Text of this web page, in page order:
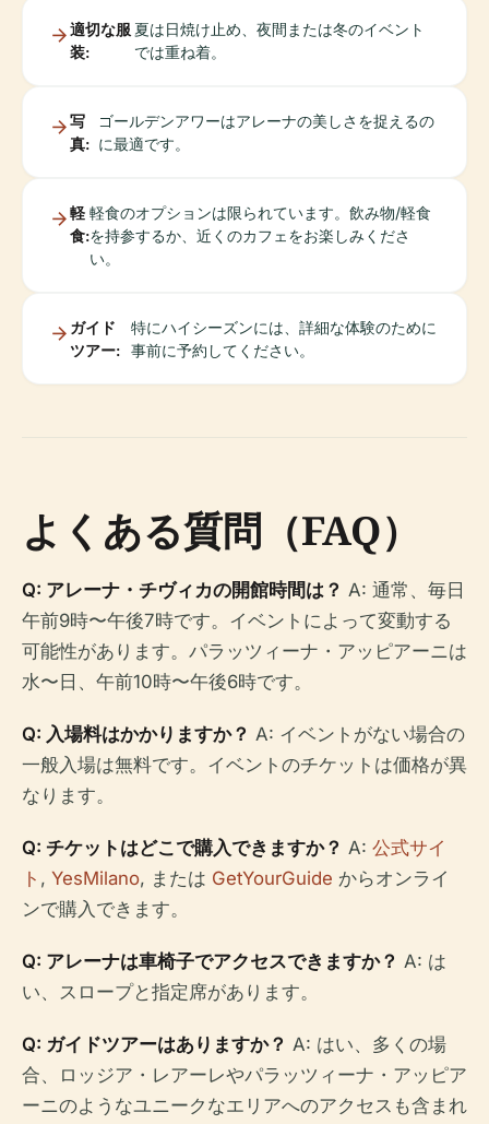
適切な服
装:
夏は日焼け止め、夜間または冬のイベント
では重ね着。
写
真:
ゴールデンアワーはアレーナの美しさを捉えるの
に最適です。
軽
食:
軽食のオプションは限られています。飲み物/軽食
を持参するか、近くのカフェをお楽しみくださ
い。
ガイド
ツアー:
特にハイシーズンには、詳細な体験のために
事前に予約してください。
よくある質問（FAQ）
Q: アレーナ・チヴィカの開館時間は？ A: 通常、毎日
午前9時〜午後7時です。イベントによって変動する
可能性があります。パラッツィーナ・アッピアーニは
水〜日、午前10時〜午後6時です。
Q: 入場料はかかりますか？ A: イベントがない場合の
一般入場は無料です。イベントのチケットは価格が異
なります。
Q: チケットはどこで購入できますか？ A: 公式サイ
ト , YesMilano, または GetYourGuide からオンライ
ンで購入できます。
Q: アレーナは車椅子でアクセスできますか？ A: は
い、スロープと指定席があります。
Q: ガイドツアーはありますか？ A: はい、多くの場
合、ロッジア・レアーレやパラッツィーナ・アッピア
ーニのようなユニークなエリアへのアクセスも含まれ